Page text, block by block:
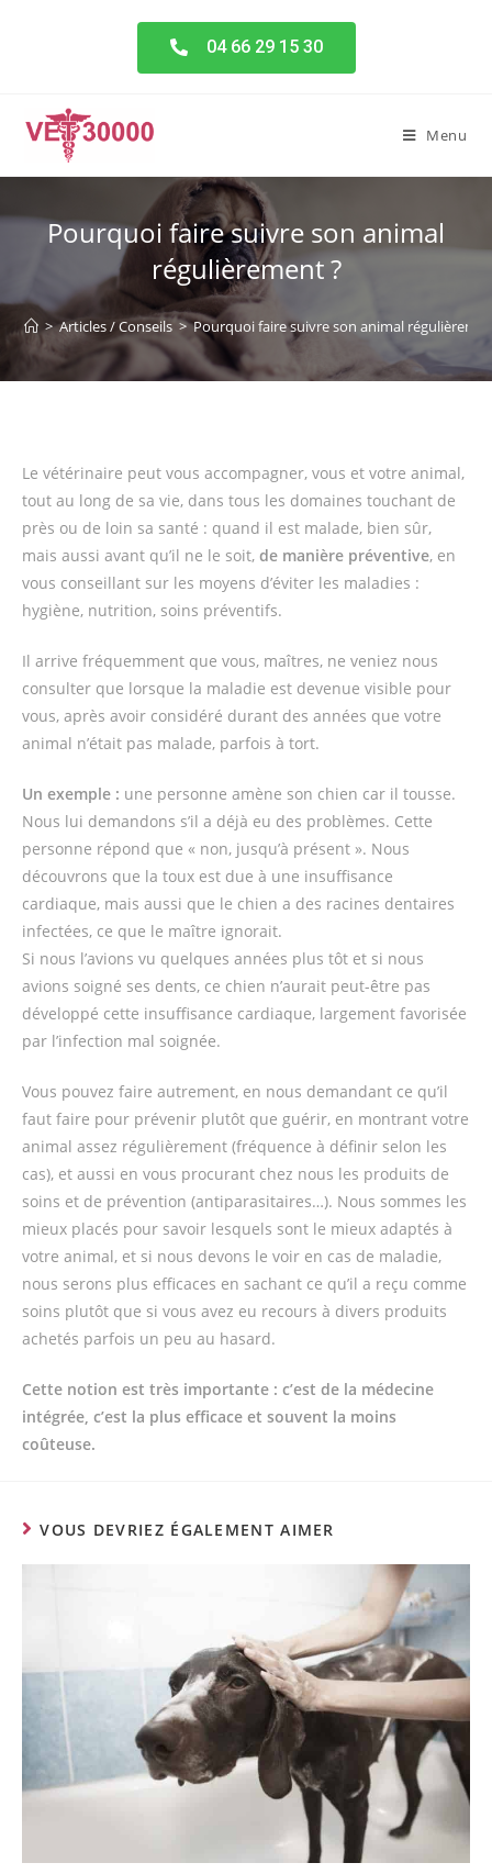
04 66 29 15 30
Menu
Pourquoi faire suivre son animal
régulièrement ?
> Articles / Conseils > Pourquoi faire suivre son animal
Le vétérinaire peut vous accompagner, vous et votre animal,
tout au long de sa vie, dans tous les domaines touchant de
près ou de loin sa santé : quand il est malade, bien sûr,
mais aussi avant qu’il ne le soit, de manière préventive, en
vous conseillant sur les moyens d’éviter les maladies :
hygiène, nutrition, soins préventifs.
Il arrive fréquemment que vous, maîtres, ne veniez nous
consulter que lorsque la maladie est devenue visible pour
vous, après avoir considéré durant des années que votre
animal n’était pas malade, parfois à tort.
Un exemple : une personne amène son chien car il tousse.
Nous lui demandons s’il a déjà eu des problèmes. Cette
personne répond que « non, jusqu’à présent ». Nous
découvrons que la toux est due à une insuffisance
cardiaque, mais aussi que le chien a des racines dentaires
infectées, ce que le maître ignorait.
Si nous l’avions vu quelques années plus tôt et si nous
avions soigné ses dents, ce chien n’aurait peut-être pas
développé cette insuffisance cardiaque, largement favorisée
par l’infection mal soignée.
Vous pouvez faire autrement, en nous demandant ce qu’il
faut faire pour prévenir plutôt que guérir, en montrant votre
animal assez régulièrement (fréquence à définir selon les
cas), et aussi en vous procurant chez nous les produits de
soins et de prévention (antiparasitaires…). Nous sommes les
mieux placés pour savoir lesquels sont le mieux adaptés à
votre animal, et si nous devons le voir en cas de maladie,
nous serons plus efficaces en sachant ce qu’il a reçu comme
soins plutôt que si vous avez eu recours à divers produits
achetés parfois un peu au hasard.
Cette notion est très importante : c’est de la médecine
intégrée, c’est la plus efficace et souvent la moins
coûteuse.
VOUS DEVRIEZ ÉGALEMENT AIMER